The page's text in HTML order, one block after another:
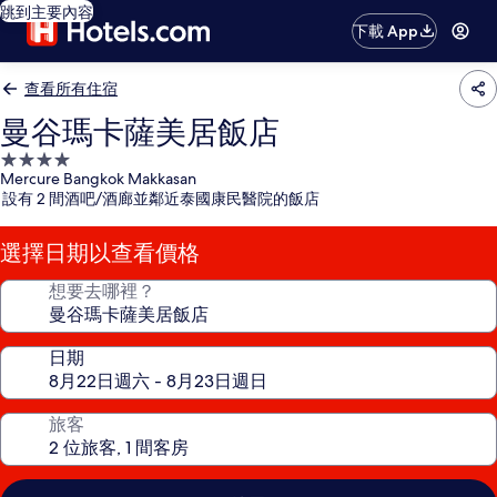
跳到主要內容
下載 App
查看所有住宿
曼谷瑪卡薩美居飯店
4.0
星
級
住
宿
Mercure Bangkok Makkasan
設有 2 間酒吧/酒廊並鄰近泰國康民醫院的飯店
選擇日期以查看價格
想要去哪裡？
日期
旅客